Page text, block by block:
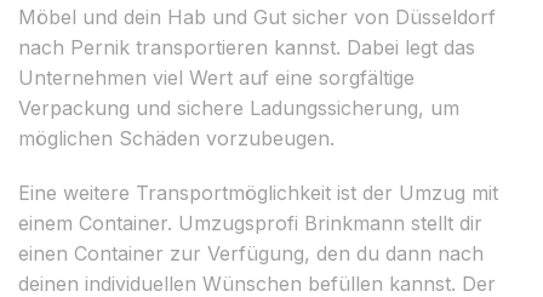
Möbel und dein Hab und Gut sicher von Düsseldorf
nach Pernik transportieren kannst. Dabei legt das
Unternehmen viel Wert auf eine sorgfältige
Verpackung und sichere Ladungssicherung, um
möglichen Schäden vorzubeugen.
Eine weitere Transportmöglichkeit ist der Umzug mit
einem Container. Umzugsprofi Brinkmann stellt dir
einen Container zur Verfügung, den du dann nach
deinen individuellen Wünschen befüllen kannst. Der